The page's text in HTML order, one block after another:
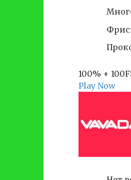
100% +
Play Now